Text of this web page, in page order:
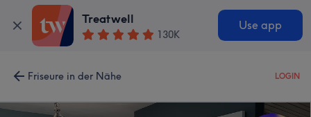
Treatwell
130K
Use app
Friseure in der Nähe LOGIN